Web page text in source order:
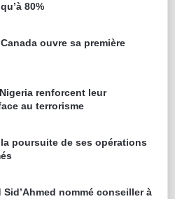
80%
ouvre sa première
renforcent leur
au terrorisme
la poursuite de ses opérations
nommé conseiller à